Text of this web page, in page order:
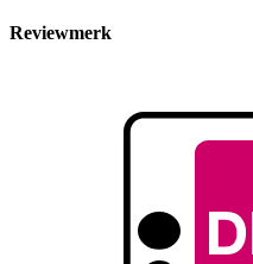
Reviewmerk